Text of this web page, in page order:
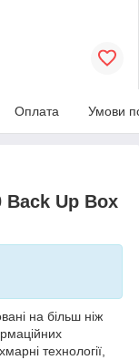
Оплата Умови
Back Up Box
на більш ніж
технології,